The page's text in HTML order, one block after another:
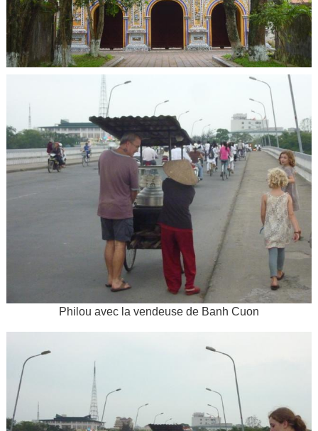
Philou avec la vendeuse de Banh Cuon